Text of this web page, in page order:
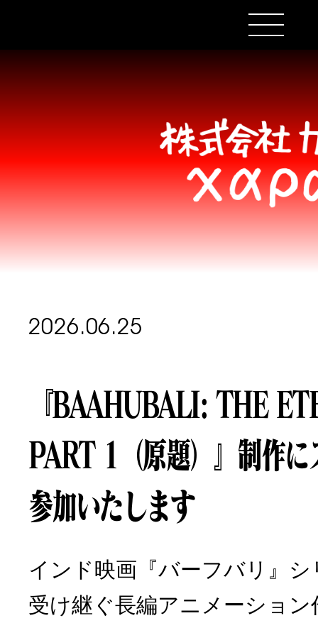
2026.06.25
『BAAHUBALI: THE
PART 1（原題）』制作
参加いたします
インド映画『バーフバリ』
受け継ぐ長編アニメーション